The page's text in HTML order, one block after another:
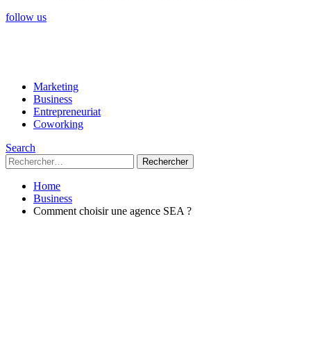
follow us
Marketing
Business
Entrepreneuriat
Coworking
Search
Rechercher :
Home
Business
Comment choisir une agence SEA ?